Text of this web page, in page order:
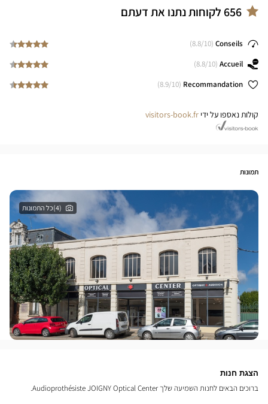
656 לקוחות נתנו את דעתם
Conseils
(
8.8/10)
Accueil
(
8.8/10)
Recommandation
(
8.9/10)
קולות נאספו על ידי visitors-book.fr
תמונות
(4)כל התמונות
הצגת חנות
ברוכים הבאים לחנות השמיעה שלך Audioprothésiste JOIGNY Optical Center.